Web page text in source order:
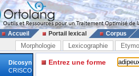
Accueil Portail lexical Corpus
Morphologie Lexicographie
Dicosyn
CRISCO
Entrez une forme